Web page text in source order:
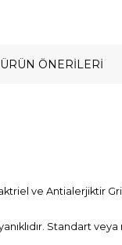
ÜRÜN ÖNERILERI
ve Antialerjiktir
Standart